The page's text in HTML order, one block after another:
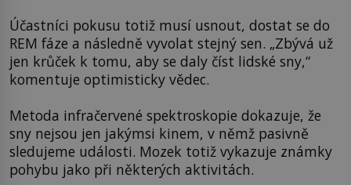
Účastníci pokusu totiž musí usnout, dostat se do
REM fáze a následně vyvolat stejný sen. „Zbývá už
jen krůček k tomu, aby se daly číst lidské sny,“
komentuje optimisticky vědec.
Metoda infračervené spektroskopie dokazuje, že
sny nejsou jen jakýmsi kinem, v němž pasivně
sledujeme události. Mozek totiž vykazuje známky
pohybu jako při některých aktivitách.